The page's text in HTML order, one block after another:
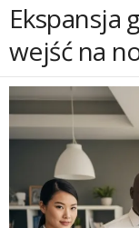
Ekspansja
wejść na